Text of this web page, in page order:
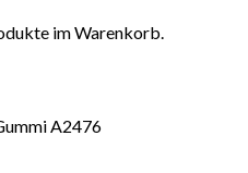
im Warenkorb.
A2476